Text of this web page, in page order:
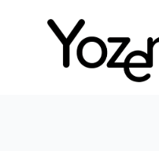
Yozenco -